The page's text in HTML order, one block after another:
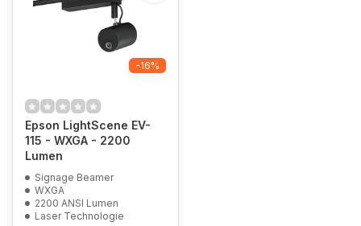
-16%
Epson LightScene EV-
115 - WXGA - 2200
Lumen
Signage Beamer
WXGA
2200 ANSI Lumen
Laser Technologie